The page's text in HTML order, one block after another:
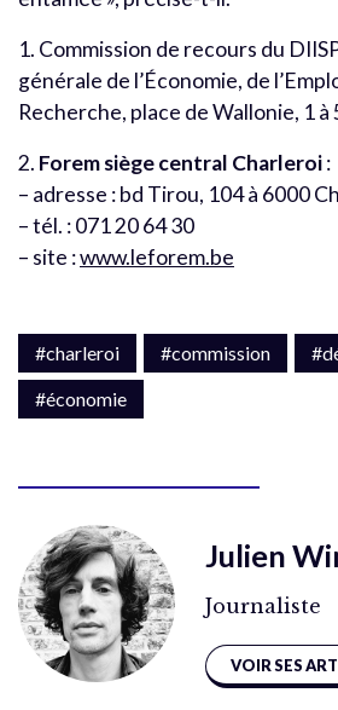
1. Commission de recours du
générale de l’Économie, de
Recherche, place de Wallonie, 1 à
2. Forem siège central Charleroi:
– adresse : bd Tirou, 104 à 6000
– tél. : 071 20 64 30
– site :www.leforem.be
#charleroi #commission
#économie
Julien
Journaliste
VOIR SES